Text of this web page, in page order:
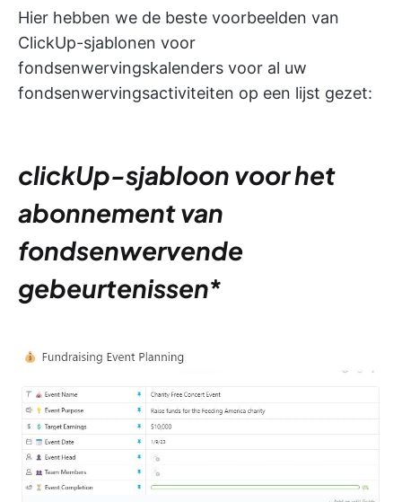
Hier hebben we de beste voorbeelden van
ClickUp-sjablonen voor
fondsenwervingskalenders voor al uw
fondsenwervingsactiviteiten op een lijst gezet:
clickUp-sjabloon voor het
abonnement van
fondsenwervende
gebeurtenissen*